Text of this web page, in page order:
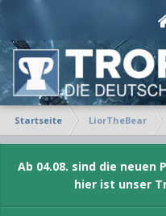
Startseite LiorTheBear
Ab 04.08. sind die neuen
hier ist unser